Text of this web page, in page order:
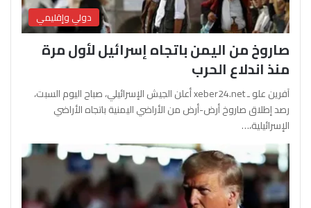
دولي وإقليمي
صاروخ من اليمن باتجاه إسرائيل لأول مرة
منذ اندلاع الحرب
آفرين علو ـ xeber24.net أعلن الجيش الإسرائيلي، صباح اليوم السبت،
رصد إطلاق صاروخ أرض-أرض من الأراضي اليمنية باتجاه الأراضي
الإسرائيلية،…